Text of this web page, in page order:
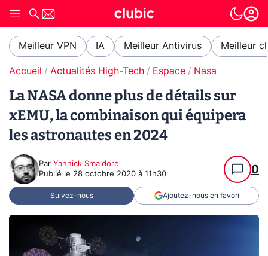
Meilleur VPN IA Meilleur Antivirus Meilleur
Accueil Actualités High-Tech Espace Nasa
La NASA donne plus de détails sur
xEMU, la combinaison qui équipera
les astronautes en 2024
Par Yannick Smaldore
Publié le 28 octobre 2020 à 11h30 0
Suivez-nous Ajoutez-nous en favori